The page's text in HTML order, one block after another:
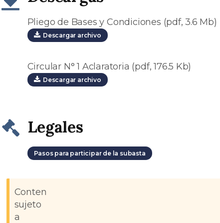
Pliego de Bases y Condiciones (pdf, 3.6 Mb)
Descargar archivo
Circular N° 1 Aclaratoria (pdf, 176.5 Kb)
Descargar archivo
Legales
Pasos para participar de la subasta
Contenido
sujeto
a